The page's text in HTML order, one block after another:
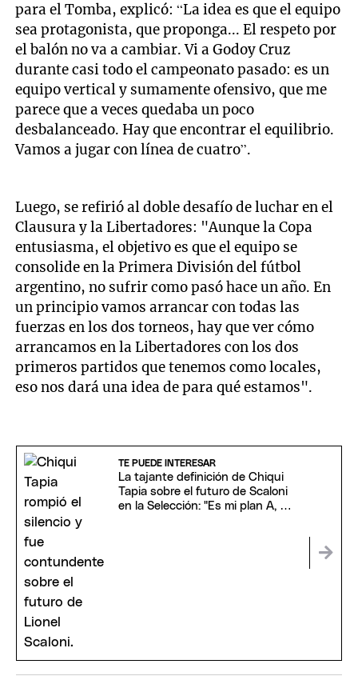
para el Tomba, explicó: “La idea es que el equipo
sea protagonista, que proponga... El respeto por
el balón no va a cambiar. Vi a Godoy Cruz
durante casi todo el campeonato pasado: es un
equipo vertical y sumamente ofensivo, que me
parece que a veces quedaba un poco
desbalanceado. Hay que encontrar el equilibrio.
Vamos a jugar con línea de cuatro”.
Luego, se refirió al doble desafío de luchar en el
Clausura y la Libertadores: "Aunque la Copa
entusiasma, el objetivo es que el equipo se
consolide en la Primera División del fútbol
argentino, no sufrir como pasó hace un año. En
un principio vamos arrancar con todas las
fuerzas en los dos torneos, hay que ver cómo
arrancamos en la Libertadores con los dos
primeros partidos que tenemos como locales,
eso nos dará una idea de para qué estamos".
TE PUEDE INTERESAR
La tajante definición de Chiqui
Tapia sobre el futuro de Scaloni
en la Selección: "Es mi plan A, B y